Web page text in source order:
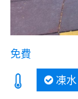
免費
凍水